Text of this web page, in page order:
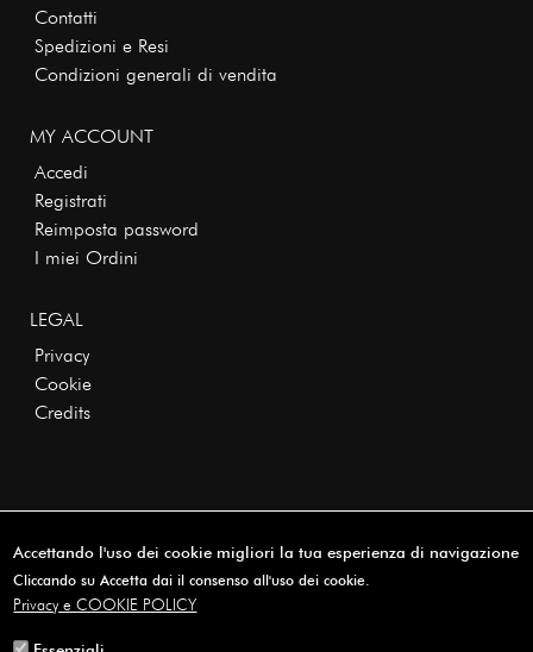
Contatti
Spedizioni e Resi
Condizioni generali di vendita
MY ACCOUNT
Accedi
Registrati
Reimposta password
I miei Ordini
LEGAL
Privacy
Cookie
Credits
Copyright © 2026 · All rights reserved
Accettando l'uso dei cookie migliori la tua esperienza di navigazione
Cliccando su Accetta dai il consenso all'uso dei cookie.
Privacy e COOKIE POLICY